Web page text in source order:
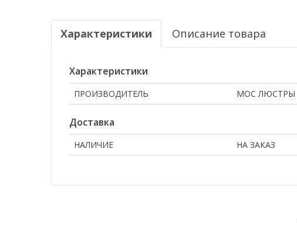
Характеристики Описание товара
Характеристики
ПРОИЗВОДИТЕЛЬ МОС ЛЮСТРЫ
Доставка
НАЛИЧИЕ НА ЗАКАЗ